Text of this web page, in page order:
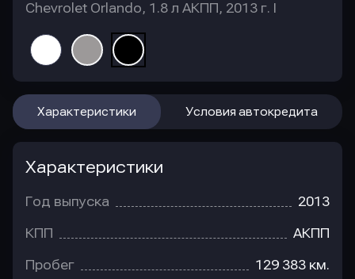
Chevrolet Orlando, 1.8 л АКПП, 2013 г. I
Характеристики Условия автокредита
Характеристики
Год выпуска 2013
КПП АКПП
Пробег 129 383 км.